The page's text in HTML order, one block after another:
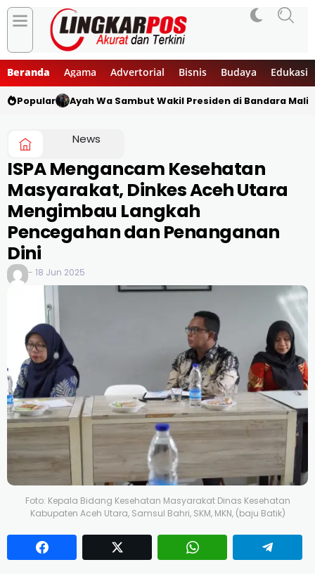
Beranda Agama Advertorial Bisnis Budaya Edukasi
Popular Ayah Wa Sambut Wakil Presiden di Bandara
News
ISPA Mengancam Kesehatan
Masyarakat, Dinkes Aceh Utara
Mengimbau Langkah
Pencegahan dan Penanganan
Dini
- 18 Jun 2025
Foto: Kepala Bidang Kesehatan Masyarakat Dinas Kesehatan
Kabupaten Aceh Utara, Samsul Bahri, SKM, MKN, (baju Batik)